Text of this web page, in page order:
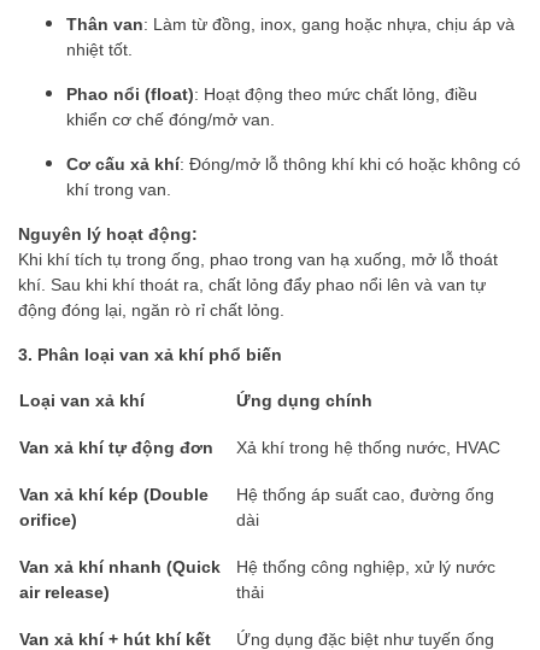
Thân van: Làm từ đồng, inox, gang hoặc nhựa, chịu áp và
nhiệt tốt.
Phao nổi (float): Hoạt động theo mức chất lỏng, điều
khiển cơ chế đóng/mở van.
Cơ cấu xả khí: Đóng/mở lỗ thông khí khi có hoặc không có
khí trong van.
Nguyên lý hoạt động:
Khi khí tích tụ trong ống, phao trong van hạ xuống, mở lỗ thoát
khí. Sau khi khí thoát ra, chất lỏng đẩy phao nổi lên và van tự
động đóng lại, ngăn rò rỉ chất lỏng.
3. Phân loại van xả khí phổ biến
Loại van xả khí Ứng dụng chính
Van xả khí tự động đơn Xả khí trong hệ thống nước, HVAC
Van xả khí kép (Double
orifice)
Hệ thống áp suất cao, đường ống
dài
Van xả khí nhanh (Quick
air release)
Hệ thống công nghiệp, xử lý nước
thải
Van xả khí + hút khí kết
Ứng dụng đặc biệt như tuyến ống